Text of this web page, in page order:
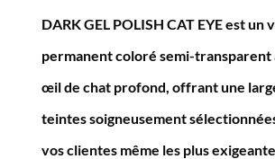
DARK GEL POLISH CAT EYE est un
permanent coloré semi-
œil de chat profond, offrant une
teintes soigneusement
vos clientes même les plus